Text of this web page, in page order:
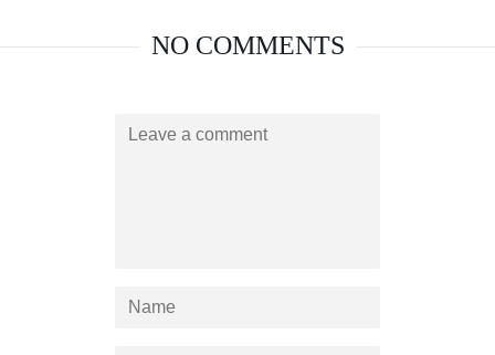
NO COMMENTS